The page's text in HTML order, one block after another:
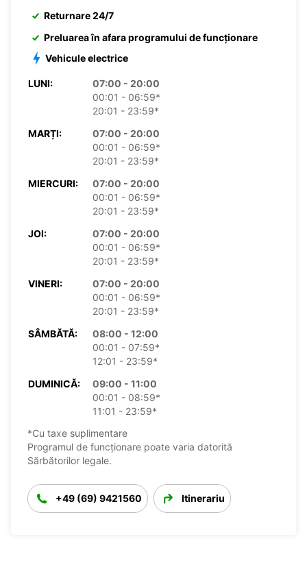
Returnare 24/7
Preluarea în afara programului de funcționare
Vehicule electrice
LUNI:
07:00 - 20:00
00:01 - 06:59*
20:01 - 23:59*
MARȚI:
07:00 - 20:00
00:01 - 06:59*
20:01 - 23:59*
MIERCURI:
07:00 - 20:00
00:01 - 06:59*
20:01 - 23:59*
JOI:
07:00 - 20:00
00:01 - 06:59*
20:01 - 23:59*
VINERI:
07:00 - 20:00
00:01 - 06:59*
20:01 - 23:59*
SÂMBĂTĂ:
08:00 - 12:00
00:01 - 07:59*
12:01 - 23:59*
DUMINICĂ:
09:00 - 11:00
00:01 - 08:59*
11:01 - 23:59*
*Cu taxe suplimentare
Programul de funcționare poate varia datorită
Sărbătorilor legale.
+49 (69) 9421560 Itinerariu